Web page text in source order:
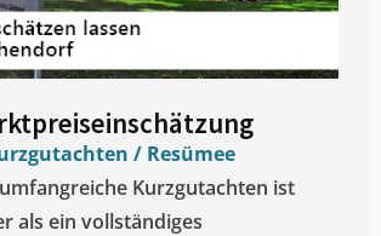
/ Resümee
Kurzgutachten ist
als ein vollständiges